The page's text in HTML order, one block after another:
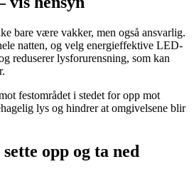
bare være vakker, men også ansvarlig.
natten, og velg energieffektive LED-
reduserer lysforurensning, som kan
festområdet i stedet for opp mot
lys og hindrer at omgivelsene blir
opp og ta ned